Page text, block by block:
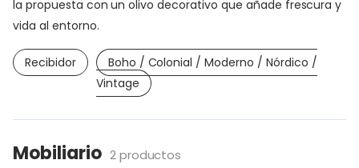
la propuesta con un olivo decorativo que añade frescura y
vida al entorno.
Recibidor
Boho / Colonial / Moderno / Nórdico /
Vintage
Mobiliario 2 productos